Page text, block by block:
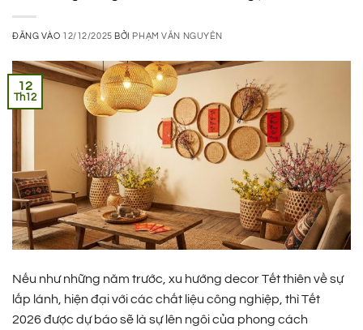
ĐĂNG VÀO 12/12/2025 BỞI PHẠM VĂN NGUYÊN
12
Th12
Nếu như những năm trước, xu hướng decor Tết thiên về sự
lấp lánh, hiện đại với các chất liệu công nghiệp, thì Tết
2026 được dự báo sẽ là sự lên ngôi của phong cách